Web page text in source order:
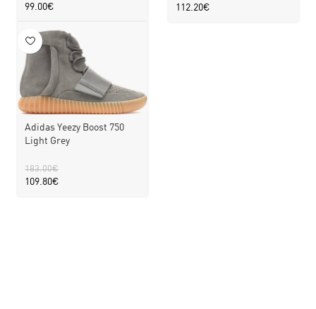
99.00€ 112.20€
Adidas Yeezy Boost 750
Light Grey
183.00€
109.80€